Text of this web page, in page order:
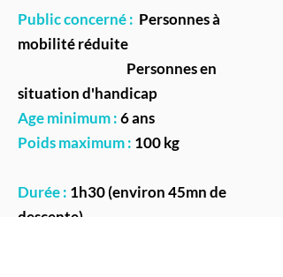
Public concerné : Personnes à
mobilité réduite
Personnes en
situation d'handicap
Age minimum :6 ans
Poids maximum : 100 kg
Durée : 1h30 (environ 45mn de
descente)